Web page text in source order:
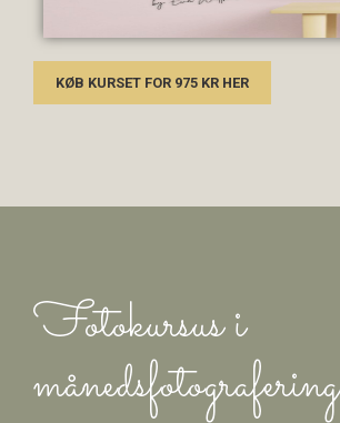
KØB KURSET FOR 975 KR HER
Fotokursus i
månedsfotografering